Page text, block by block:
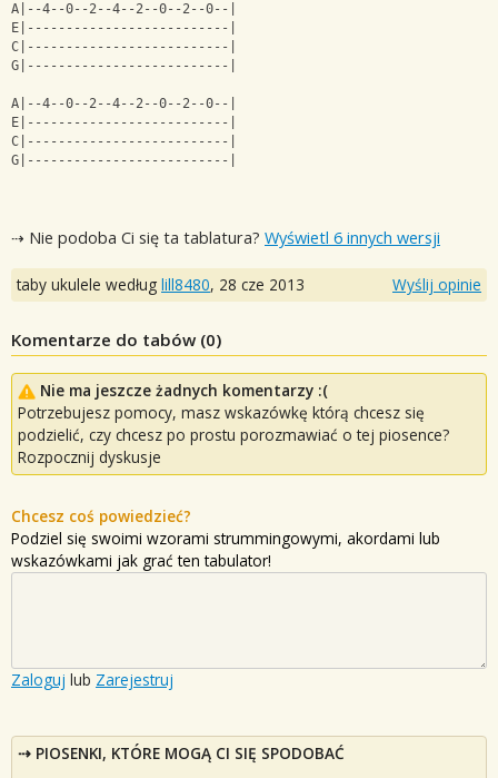
A|--4--0--2--4--2--0--2--0--|
E|--------------------------|
C|--------------------------|
G|--------------------------|
A|--4--0--2--4--2--0--2--0--|
E|--------------------------|
C|--------------------------|
G|--------------------------|
⇢ Nie podoba Ci się ta tablatura? Wyświetl 6 innych wersji
taby ukulele według lill8480, 28 cze 2013 Wyślij opinie
Komentarze do tabów (0)
Nie ma jeszcze żadnych komentarzy :(
Potrzebujesz pomocy, masz wskazówkę którą chcesz się
podzielić, czy chcesz po prostu porozmawiać o tej piosence?
Rozpocznij dyskusje
Chcesz coś powiedzieć?
Podziel się swoimi wzorami strummingowymi, akordami lub
wskazówkami jak grać ten tabulator!
Zaloguj lub Zarejestruj
PIOSENKI, KTÓRE MOGĄ CI SIĘ SPODOBAĆ